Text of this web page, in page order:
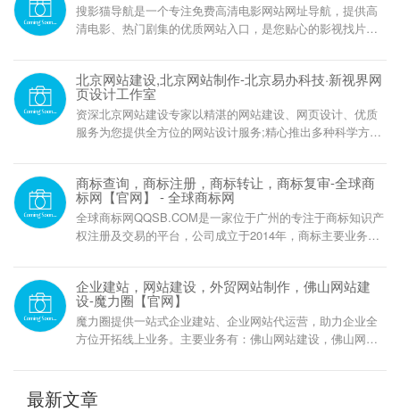
搜影猫导航是一个专注免费高清电影网站网址导航，提供高
清电影、热门剧集的优质网站入口，是您贴心的影视找片导
北京网站建设,北京网站制作-北京易办科技·新视界网
页设计工作室
资深北京网站建设专家以精湛的网站建设、网页设计、优质
服务为您提供全方位的网站设计服务;精心推出多种科学方案,
13552015138
商标查询，商标注册，商标转让，商标复审-全球商
标网【官网】 - 全球商标网
全球商标网QQSB.COM是一家位于广州的专注于商标知识产
权注册及交易的平台，公司成立于2014年，商标主要业务包
企业建站，网站建设，外贸网站制作，佛山网站建
设-魔力圈【官网】
魔力圈提供一站式企业建站、企业网站代运营，助力企业全
方位开拓线上业务。主要业务有：佛山网站建设，佛山网站
供一站式建站。我们20年互联网专业门户营运经验，助力企
业赢在云端。
最新文章